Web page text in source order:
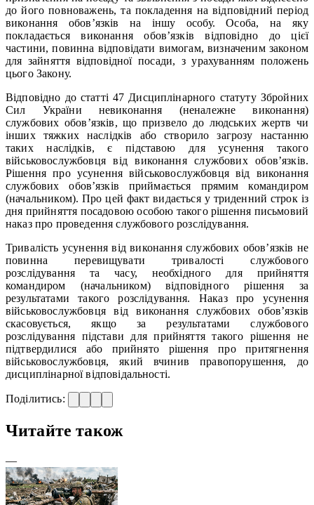
до його повноважень, та покладення на відповідний період
виконання обов’язків на іншу особу. Особа, на яку
покладається виконання обов’язків відповідно до цієї
частини, повинна відповідати вимогам, визначеним законом
для зайняття відповідної посади, з урахуванням положень
цього Закону.
Відповідно до статті 47 Дисциплінарного статуту Збройних
Сил України невиконання (неналежне виконання)
службових обов’язків, що призвело до людських жертв чи
інших тяжких наслідків або створило загрозу настанню
таких наслідків, є підставою для усунення такого
військовослужбовця від виконання службових обов’язків.
Рішення про усунення військовослужбовця від виконання
службових обов’язків приймається прямим командиром
(начальником). Про цей факт видається у триденний строк із
дня прийняття посадовою особою такого рішення письмовий
наказ про проведення службового розслідування.
Тривалість усунення від виконання службових обов’язків не
повинна перевищувати тривалості службового
розслідування та часу, необхідного для прийняття
командиром (начальником) відповідного рішення за
результатами такого розслідування. Наказ про усунення
військовослужбовця від виконання службових обов’язків
скасовується, якщо за результатами службового
розслідування підстави для прийняття такого рішення не
підтвердилися або прийнято рішення про притягнення
військовослужбовця, який вчинив правопорушення, до
дисциплінарної відповідальності.
Поділитись:
Читайте також
—